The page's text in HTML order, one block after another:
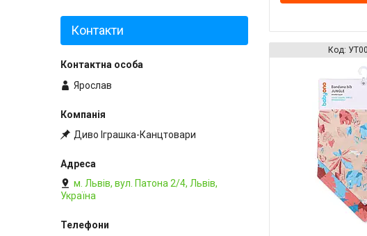
Контакти
Ярослав
Диво Іграшка-Канцтовари
м. Львів, вул. Патона 2/4, Львів,
Україна